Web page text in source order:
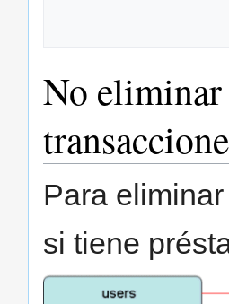
No
Para
si tiene